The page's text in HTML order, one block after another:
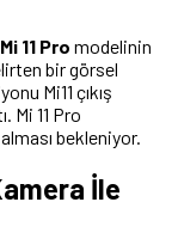
Mi 11 Pro modelinin
bir görsel
Mi11 çıkış
Mi 11 Pro
bekleniyor.
İle